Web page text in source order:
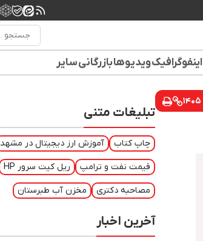
اینفوگرافیکویدیوهابازرگانیسایر
تبلیغات متنی
چاپ کتاب آموزش ارز دیجیتال در مشهد
قیمت نفت و ترامپ ریل کیت سرور HP
مصاحبه دکتری مخزن آب طبرستان
آخرین اخبار